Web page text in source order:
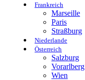
Frankreich
Marseille
Paris
Straßburg
Niederlande
Österreich
Salzburg
Vorarlberg
Wien